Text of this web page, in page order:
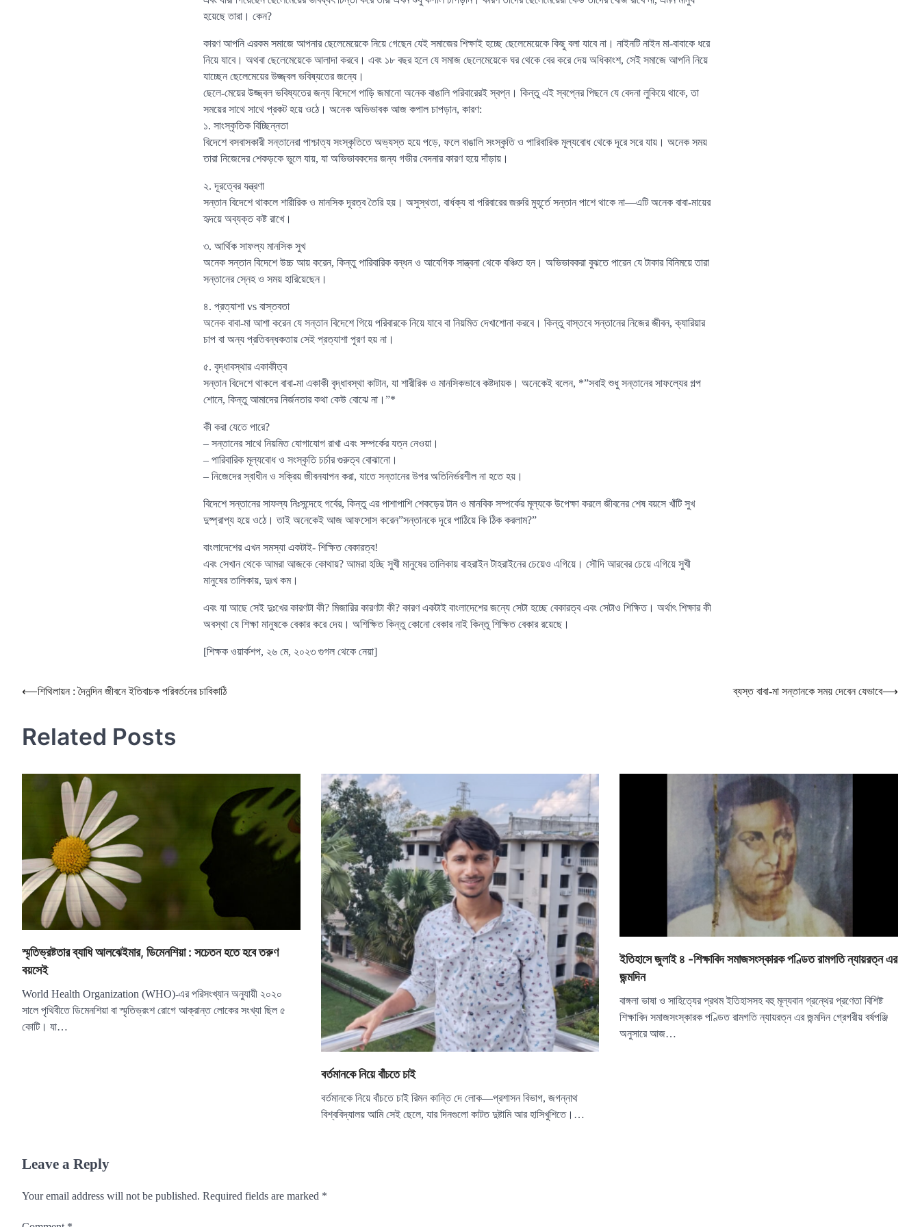
হয়েছে তারা। কেন?
কারণ আপনি এরকম সমাজে আপনার ছেলেমেয়েকে নিয়ে গেছেন যেই সমাজের শিক্ষাই হচ্ছে ছেলেমেয়েকে কিছু বলা যাবে না। নাইনটি নাইন মা-বাবাকে ধরে
নিয়ে যাবে। অথবা ছেলেমেয়েকে আলাদা করবে। এবং ১৮ বছর হলে যে সমাজ ছেলেমেয়েকে ঘর থেকে বের করে দেয় অধিকাংশ, সেই সমাজে আপনি নিয়ে
যাচ্ছেন ছেলেমেয়ের উজ্জ্বল ভবিষ্যতের জন্যে।
ছেলে-মেয়ের উজ্জ্বল ভবিষ্যতের জন্য বিদেশে পাড়ি জমানো অনেক বাঙালি পরিবারেরই স্বপ্ন। কিন্তু এই স্বপ্নের পিছনে যে বেদনা লুকিয়ে থাকে, তা
সময়ের সাথে সাথে প্রকট হয়ে ওঠে। অনেক অভিভাবক আজ কপাল চাপড়ান, কারণ:
১. সাংস্কৃতিক বিচ্ছিন্নতা
বিদেশে বসবাসকারী সন্তানেরা পাশ্চাত্য সংস্কৃতিতে অভ্যস্ত হয়ে পড়ে, ফলে বাঙালি সংস্কৃতি ও পারিবারিক মূল্যবোধ থেকে দূরে সরে যায়। অনেক সময়
তারা নিজেদের শেকড়কে ভুলে যায়, যা অভিভাবকদের জন্য গভীর বেদনার কারণ হয়ে দাঁড়ায়।
২. দূরত্বের যন্ত্রণা
সন্তান বিদেশে থাকলে শারীরিক ও মানসিক দূরত্ব তৈরি হয়। অসুস্থতা, বার্ধক্য বা পরিবারের জরুরি মুহূর্তে সন্তান পাশে থাকে না—এটি অনেক বাবা-মায়ের
হৃদয়ে অব্যক্ত কষ্ট রাখে।
৩. আর্থিক সাফল্য মানসিক সুখ
অনেক সন্তান বিদেশে উচ্চ আয় করেন, কিন্তু পারিবারিক বন্ধন ও আবেগিক সান্ত্বনা থেকে বঞ্চিত হন। অভিভাবকরা বুঝতে পারেন যে টাকার বিনিময়ে তারা
সন্তানের স্নেহ ও সময় হারিয়েছেন।
৪. প্রত্যাশা vs বাস্তবতা
অনেক বাবা-মা আশা করেন যে সন্তান বিদেশে গিয়ে পরিবারকে নিয়ে যাবে বা নিয়মিত দেখাশোনা করবে। কিন্তু বাস্তবে সন্তানের নিজের জীবন, ক্যারিয়ার
চাপ বা অন্য প্রতিবন্ধকতায় সেই প্রত্যাশা পূরণ হয় না।
৫. বৃদ্ধাবস্থার একাকীত্ব
সন্তান বিদেশে থাকলে বাবা-মা একাকী বৃদ্ধাবস্থা কাটান, যা শারীরিক ও মানসিকভাবে কষ্টদায়ক। অনেকেই বলেন, *”সবাই শুধু সন্তানের সাফল্যের গল্প
শোনে, কিন্তু আমাদের নির্জনতার কথা কেউ বোঝে না।”*
কী করা যেতে পারে?
– সন্তানের সাথে নিয়মিত যোগাযোগ রাখা এবং সম্পর্কের যত্ন নেওয়া।
– পারিবারিক মূল্যবোধ ও সংস্কৃতি চর্চার গুরুত্ব বোঝানো।
– নিজেদের স্বাধীন ও সক্রিয় জীবনযাপন করা, যাতে সন্তানের উপর অতিনির্ভরশীল না হতে হয়।
বিদেশে সন্তানের সাফল্য নিঃসন্দেহে গর্বের, কিন্তু এর পাশাপাশি শেকড়ের টান ও মানবিক সম্পর্কের মূল্যকে উপেক্ষা করলে জীবনের শেষ বয়সে খাঁটি সুখ
দুষ্প্রাপ্য হয়ে ওঠে। তাই অনেকেই আজ আফসোস করেন”সন্তানকে দূরে পাঠিয়ে কি ঠিক করলাম?”
বাংলাদেশের এখন সমস্যা একটাই- শিক্ষিত বেকারত্ব!
এবং সেখান থেকে আমরা আজকে কোথায়? আমরা হচ্ছি সুখী মানুষের তালিকায় বাহরাইন টাহরাইনের চেয়েও এগিয়ে। সৌদি আরবের চেয়ে এগিয়ে সুখী
মানুষের তালিকায়, দুঃখ কম।
এবং যা আছে সেই দুঃখের কারণটা কী? মিজারির কারণটা কী? কারণ একটাই বাংলাদেশের জন্যে সেটা হচ্ছে বেকারত্ব এবং সেটাও শিক্ষিত। অর্থাৎ শিক্ষার কী
অবস্থা যে শিক্ষা মানুষকে বেকার করে দেয়। অশিক্ষিত কিন্তু কোনো বেকার নাই কিন্তু শিক্ষিত বেকার রয়েছে।
[শিক্ষক ওয়ার্কশপ, ২৬ মে, ২০২৩ গুগল থেকে নেয়া]
Post
⟵শিথিলায়ন : দৈনন্দিন জীবনে ইতিবাচক পরিবর্তনের চাবিকাঠি ব্যস্ত বাবা-মা সন্তানকে সময় দেবেন যেভাবে⟶
Related Posts
স্মৃতিভ্রষ্টতার ব্যাধি আলঝেইমার, ডিমেনশিয়া : সচেতন হতে হবে তরুণ
বয়সেই
World Health Organization (WHO)-এর পরিসংখ্যান অনুযায়ী ২০২০
সালে পৃথিবীতে ডিমেনশিয়া বা স্মৃতিভ্রংশ রোগে আক্রান্ত লোকের সংখ্যা ছিল ৫
কোটি। যা…
বর্তমানকে নিয়ে বাঁচতে চাই
বর্তমানকে নিয়ে বাঁচতে চাই রিমন কান্তি দে লোক—প্রশাসন বিভাগ, জগন্নাথ
বিশ্ববিদ্যালয় আমি সেই ছেলে, যার দিনগুলো কাটত দুষ্টামি আর হাসিখুশিতে।…
ইতিহাসে জুলাই ৪ -শিক্ষাবিদ সমাজসংস্কারক পণ্ডিত রামগতি ন্যায়রত্ন এর
জন্মদিন
বাঙ্গলা ভাষা ও সাহিত্যের প্রথম ইতিহাসসহ বহু মূল্যবান গ্রন্থের প্রণেতা বিশিষ্ট
শিক্ষাবিদ সমাজসংস্কারক পণ্ডিত রামগতি ন্যায়রত্ন এর জন্মদিন গ্রেগরীয় বর্ষপঞ্জি
অনুসারে আজ…
Leave a Reply
Your email address will not be published. Required fields are marked *